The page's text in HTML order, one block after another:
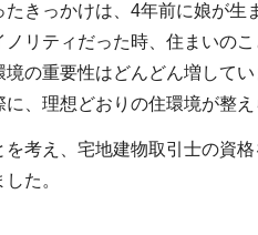
たきっかけは、4年前に娘が
リティだった時、住まいの
の重要性はどんどん増して
、理想どおりの住環境が整
考え、宅地建物取引士の資
た。